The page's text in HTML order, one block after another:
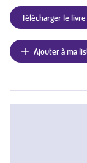
Télécharger le livre
Ajouter à ma